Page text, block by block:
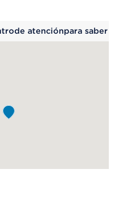
atenciónpara saber